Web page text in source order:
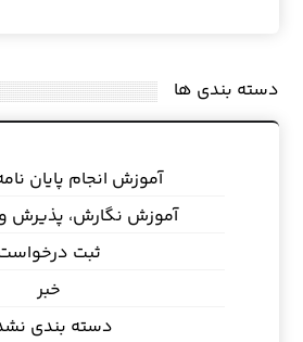
دسته بندی ها
آموزش انجام پایان
آموزش نگارش، پذیرش
ثبت
خبر
دسته بندی